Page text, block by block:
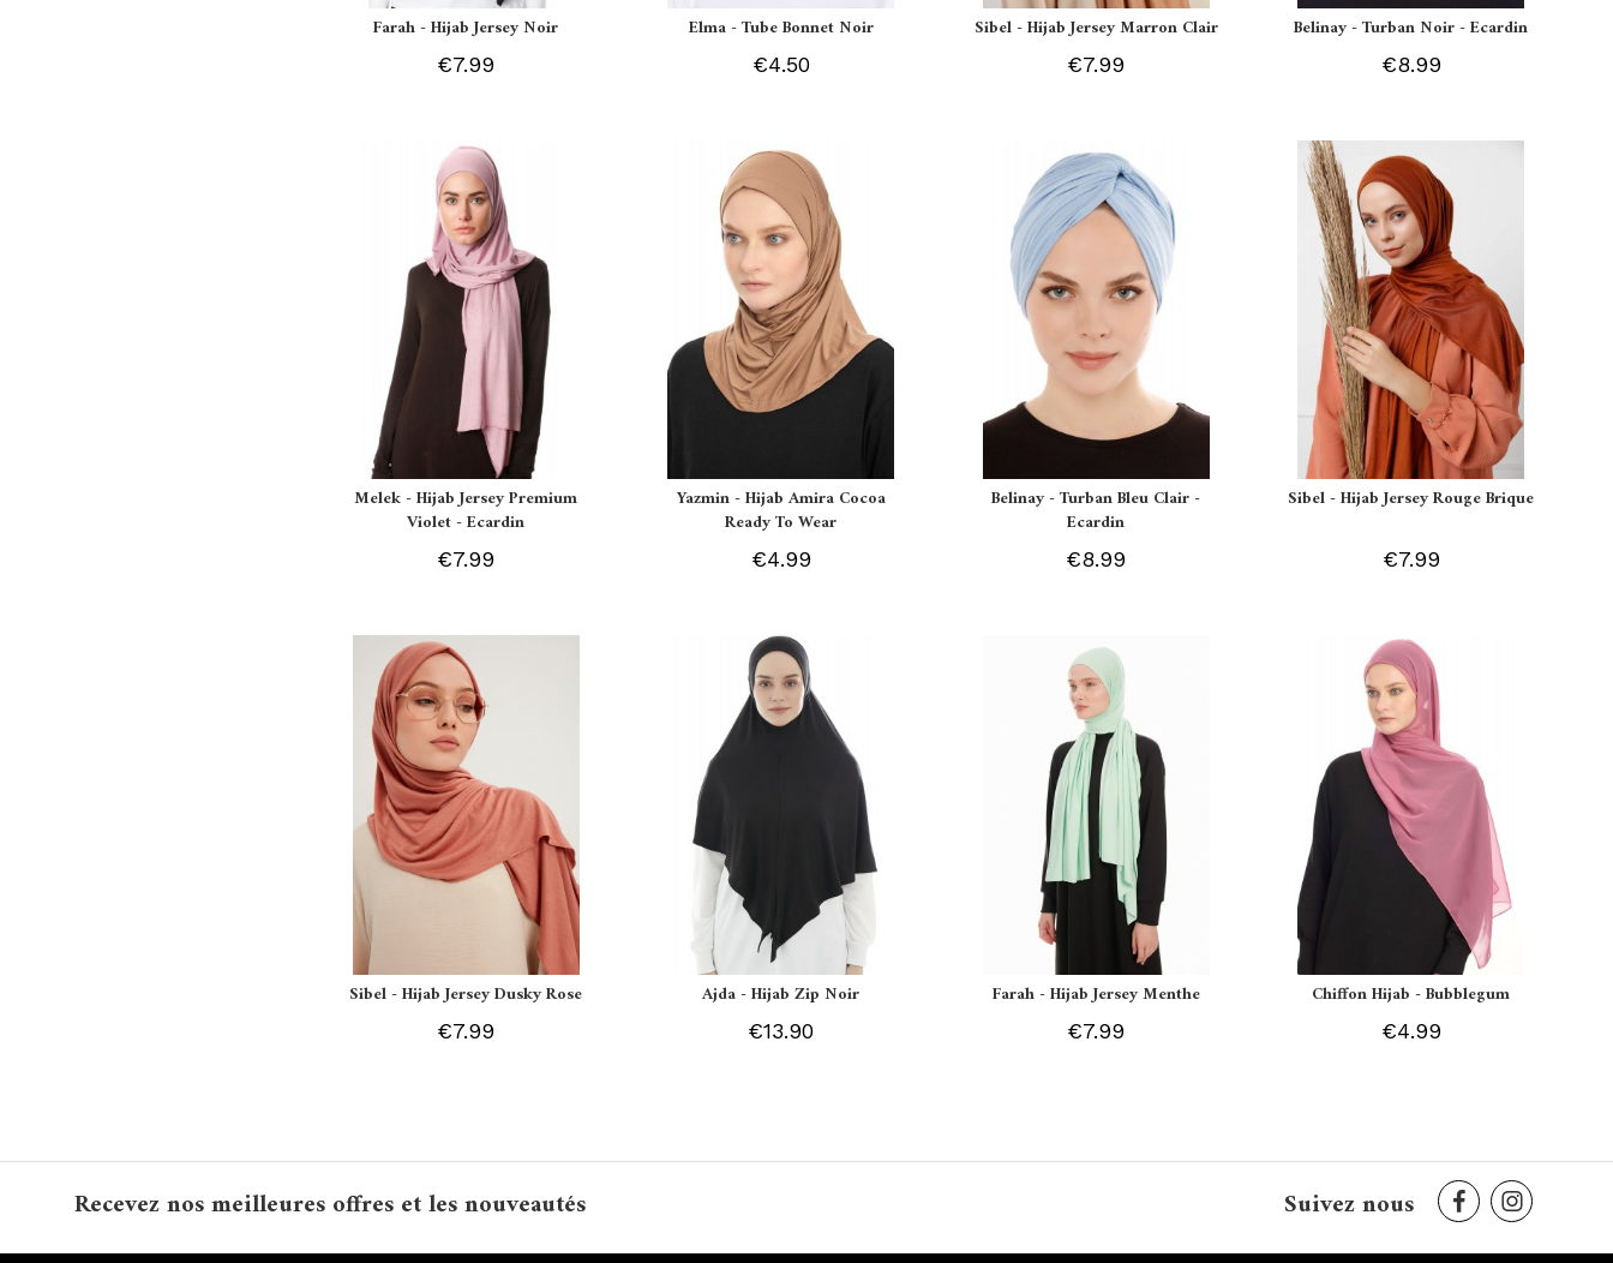
Farah - Hijab Jersey Noir
€7.99
Elma - Tube Bonnet Noir
€4.50
Sibel - Hijab Jersey Marron Clair
€7.99
Belinay - Turban Noir - Ecardin
€8.99
Melek - Hijab Jersey Premium
Violet - Ecardin
€7.99
Yazmin - Hijab Amira Cocoa
Ready To Wear
€4.99
Belinay - Turban Bleu Clair -
Ecardin
€8.99
Sibel - Hijab Jersey Rouge Brique
€7.99
Sibel - Hijab Jersey Dusky Rose
€7.99
Ajda - Hijab Zip Noir
€13.90
Farah - Hijab Jersey Menthe
€7.99
Chiffon Hijab - Bubblegum
€4.99
Recevez nos meilleures offres et les nouveautés Suivez nous